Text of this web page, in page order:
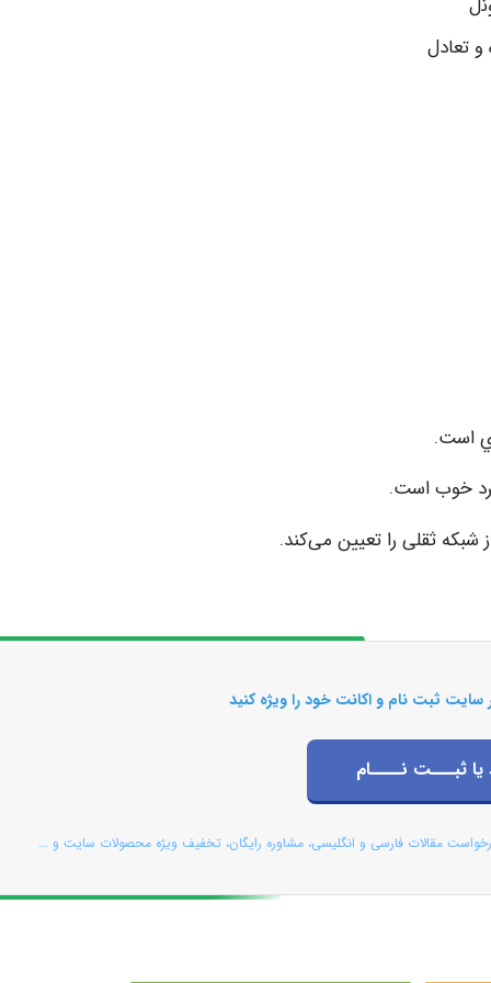
ﺗﻌﺎدل
اﺳﺖ.
ﺧﻮب اﺳﺖ.
ﺷﺒﮑﻪ ﺛﻘﻠﯽ را ﺗﻌﯿﯿﻦ ﻣﯽﮐﻨﺪ.
سایت ثبت نام و اکانت خود را ویژه کنید
یا ثبـــت نــــام
مقالات فارسی و انگلیسی، مشاوره رایگان، تخفیف ویژه محصولات سایت و ...